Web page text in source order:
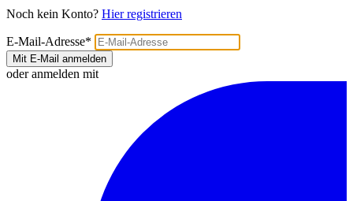
Noch kein Konto? Hier registrieren
E-Mail-Adresse*
Mit E-Mail anmelden
oder anmelden mit